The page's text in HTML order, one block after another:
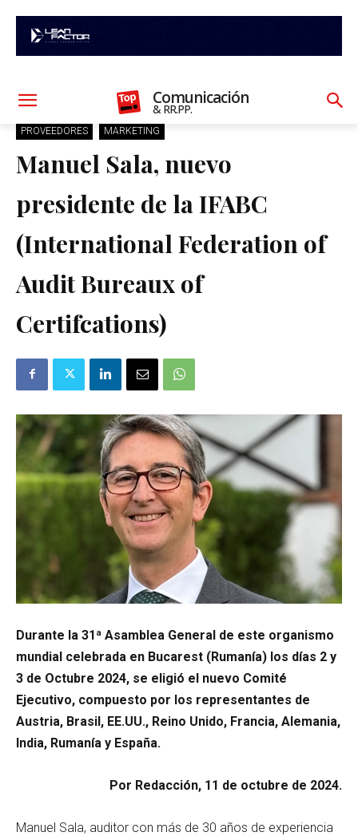
Comunicación
& RR.PP.
PROVEEDORES MARKETING
Manuel Sala, nuevo
presidente de la IFABC
(International Federation of
Audit Bureaux of
Certifcations)
Durante la 31ª Asamblea General de este organismo
mundial celebrada en Bucarest (Rumanía) los días 2 y
3 de Octubre 2024, se eligió el nuevo Comité
Ejecutivo, compuesto por los representantes de
Austria, Brasil, EE.UU., Reino Unido, Francia, Alemania,
India, Rumanía y España.
Por Redacción, 11 de octubre de 2024.
Manuel Sala, auditor con más de 30 años de experiencia